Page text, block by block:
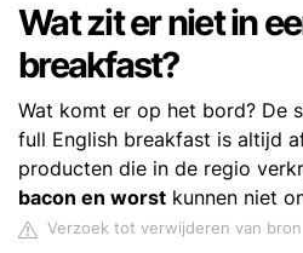
Wat zit er niet in
breakfast?
Wat komt er op het bord? De
full English breakfast is altijd
producten die in de regio
bacon en worst kunnen niet
Verzoek tot verwijderen van bron